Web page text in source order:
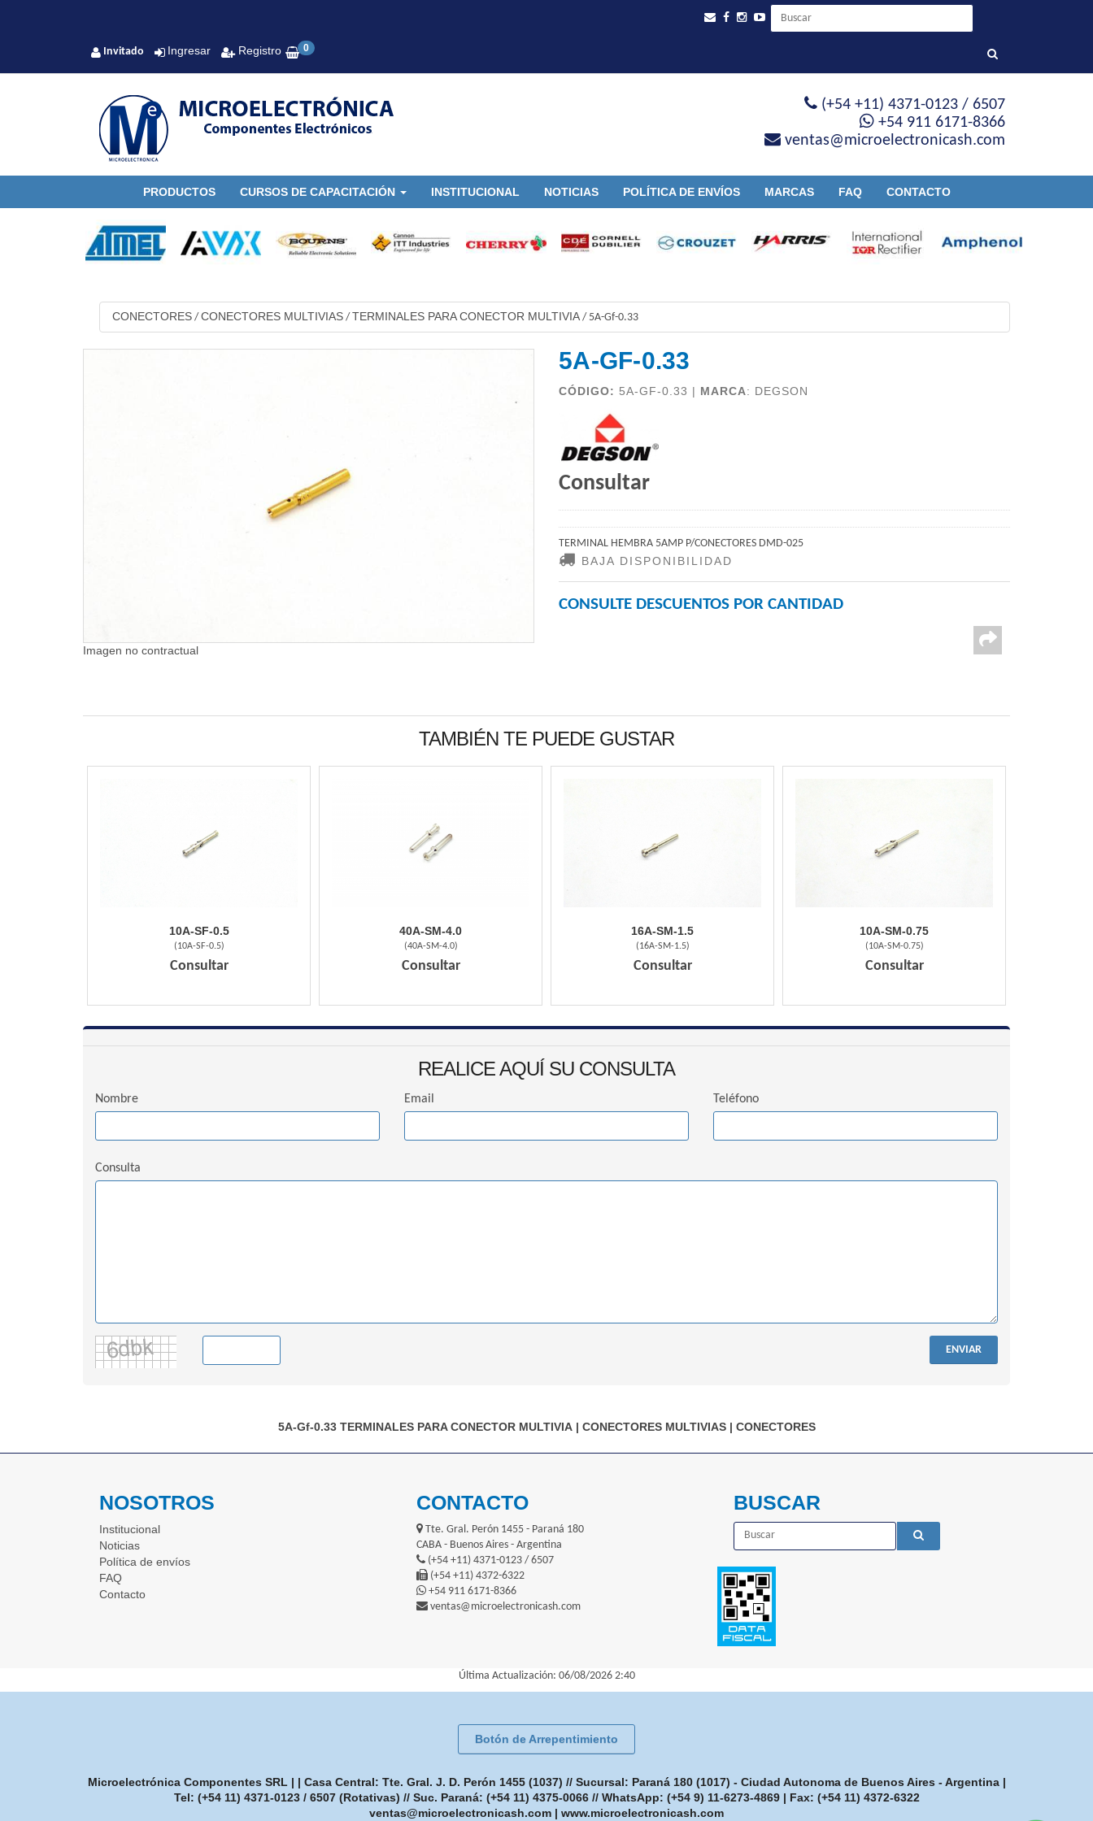
Invitado Ingresar Registro 0
PRODUCTOS CURSOS DE CAPACITACIÓN INSTITUCIONAL NOTICIAS POLÍTICA DE ENVÍOS MARCAS FAQ CONTACTO
(+54 +11) 4371-0123 / 6507
+54 911 6171-8366
ventas@microelectronicash.com
CONECTORES / CONECTORES MULTIVIAS / TERMINALES PARA CONECTOR MULTIVIA / 5A-Gf-0.33
Imagen no contractual
5A-GF-0.33
CÓDIGO: 5A-GF-0.33 | MARCA: DEGSON
Consultar
TERMINAL HEMBRA 5AMP P/CONECTORES DMD-025
BAJA DISPONIBILIDAD
CONSULTE DESCUENTOS POR CANTIDAD
TAMBIÉN TE PUEDE GUSTAR
10A-SF-0.5
(10A-SF-0.5)
Consultar
40A-SM-4.0
(40A-SM-4.0)
Consultar
16A-SM-1.5
(16A-SM-1.5)
Consultar
10A-SM-0.75
(10A-SM-0.75)
Consultar
REALICE AQUÍ SU CONSULTA
Nombre Email Teléfono
Consulta
ENVIAR
5A-Gf-0.33 TERMINALES PARA CONECTOR MULTIVIA| CONECTORES MULTIVIAS| CONECTORES
NOSOTROS
Institucional
Noticias
Política de envíos
FAQ
Contacto
CONTACTO
Tte. Gral. Perón 1455 - Paraná 180
CABA - Buenos Aires - Argentina
(+54 +11) 4371-0123 / 6507
(+54 +11) 4372-6322
+54 911 6171-8366
ventas@microelectronicash.com
BUSCAR
Última Actualización: 06/08/2026 2:40
Botón de Arrepentimiento
Microelectrónica Componentes SRL | | Casa Central: Tte. Gral. J. D. Perón 1455 (1037) // Sucursal: Paraná 180 (1017) - Ciudad Autonoma de Buenos Aires - Argentina |
Tel: (+54 11) 4371-0123 / 6507 (Rotativas) // Suc. Paraná: (+54 11) 4375-0066 // WhatsApp: (+54 9) 11-6273-4869| Fax: (+54 11) 4372-6322
ventas@microelectronicash.com | www.microelectronicash.com